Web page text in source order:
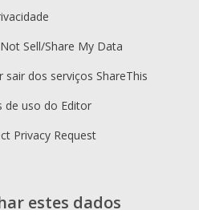
estes dados
Sell/Share My Data
sair dos serviços ShareThis
de uso do Editor
Privacy Request